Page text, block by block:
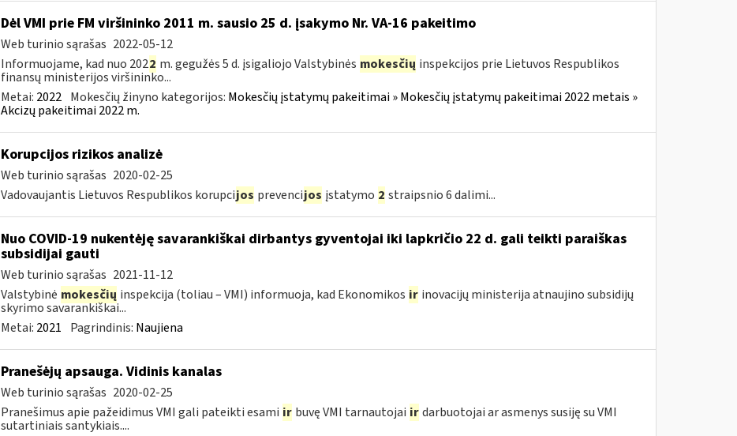
Dėl VMI prie FM viršininko 2011 m. sausio 25 d. įsakymo Nr. VA-16 pakeitimo
Web turinio sąrašas 2022-05-12
Informuojame, kad nuo 2022 m. gegužės 5 d. įsigaliojo Valstybinės mokesčių inspekcijos prie Lietuvos Respublikos
finansų ministerijos viršininko...
Metai: 2022 Mokesčių žinyno kategorijos: Mokesčių įstatymų pakeitimai » Mokesčių įstatymų pakeitimai 2022 metais »
Akcizų pakeitimai 2022 m.
Korupcijos rizikos analizė
Web turinio sąrašas 2020-02-25
Vadovaujantis Lietuvos Respublikos korupcijos prevencijos įstatymo 2 straipsnio 6 dalimi...
Nuo COVID-19 nukentėję savarankiškai dirbantys gyventojai iki lapkričio 22 d. gali teikti paraiškas
subsidijai gauti
Web turinio sąrašas 2021-11-12
Valstybinė mokesčių inspekcija (toliau – VMI) informuoja, kad Ekonomikos ir inovacijų ministerija atnaujino subsidijų
skyrimo savarankiškai...
Metai: 2021 Pagrindinis: Naujiena
Pranešėjų apsauga. Vidinis kanalas
Web turinio sąrašas 2020-02-25
Pranešimus apie pažeidimus VMI gali pateikti esami ir buvę VMI tarnautojai ir darbuotojai ar asmenys susiję su VMI
sutartiniais santykiais....